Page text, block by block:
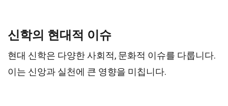
신학의 현대적 이슈
현대 신학은 다양한 사회적, 문화적 이슈를 다룹니다.
이는 신앙과 실천에 큰 영향을 미칩니다.